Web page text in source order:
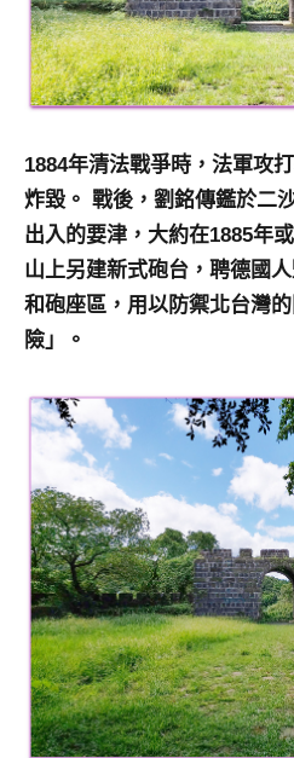
1884年清法戰爭時，法軍攻
炸毀。 戰後，劉銘傳鑑於二
出入的要津，大約在1885年
山上另建新式砲台，聘德國
和砲座區，用以防禦北台灣
險」。